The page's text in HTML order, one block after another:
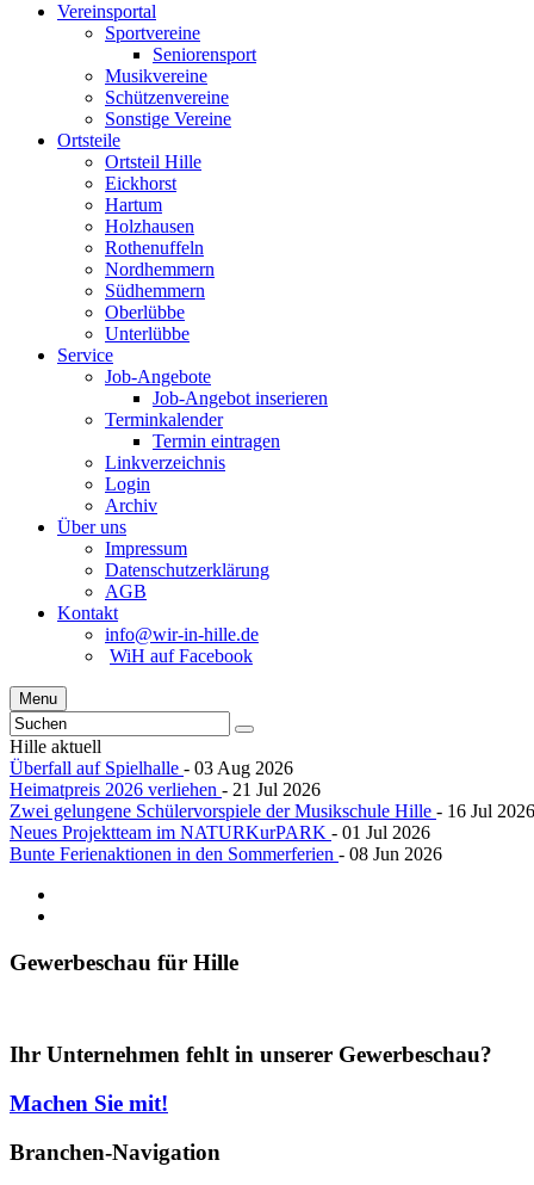
Vereinsportal
Sportvereine
Seniorensport
Musikvereine
Schützenvereine
Sonstige Vereine
Ortsteile
Ortsteil Hille
Eickhorst
Hartum
Holzhausen
Rothenuffeln
Nordhemmern
Südhemmern
Oberlübbe
Unterlübbe
Service
Job-Angebote
Job-Angebot inserieren
Terminkalender
Termin eintragen
Linkverzeichnis
Login
Archiv
Über uns
Impressum
Datenschutzerklärung
AGB
Kontakt
info@wir-in-hille.de
WiH auf Facebook
Menu
Hille aktuell
Überfall auf Spielhalle - 03 Aug 2026
Heimatpreis 2026 verliehen - 21 Jul 2026
Zwei gelungene Schülervorspiele der Musikschule Hille - 16 Jul 2026
Neues Projektteam im NATURKurPARK - 01 Jul 2026
Bunte Ferienaktionen in den Sommerferien - 08 Jun 2026
Gewerbeschau für Hille
Ihr Unternehmen fehlt in unserer Gewerbeschau?
Machen Sie mit!
Branchen-Navigation